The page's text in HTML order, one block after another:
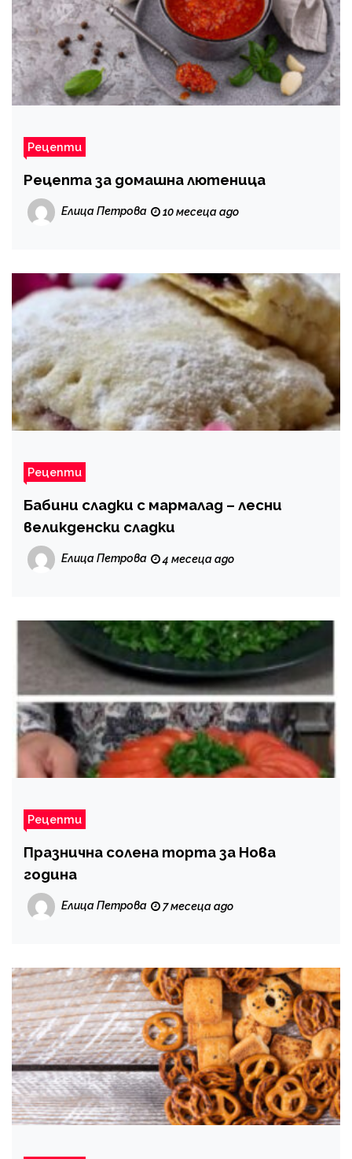
Рецепти
Рецепта за домашна лютеница
Елица Петрова 10 месеца ago
Рецепти
Бабини сладки с мармалад – лесни
великденски сладки
Елица Петрова 4 месеца ago
Рецепти
Празнична солена торта за Нова
година
Елица Петрова 7 месеца ago